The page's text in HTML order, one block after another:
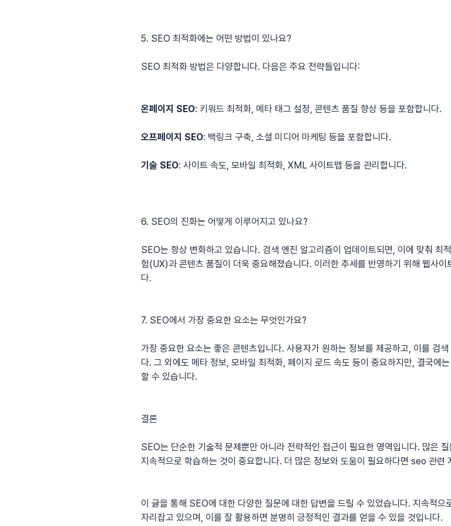
5. SEO 최적화에는 어떤 방법이 있나요?
SEO 최적화 방법은 다양합니다. 다음은 주요 전략들입니다:
온페이지 SEO: 키워드 최적화, 메타 태그 설정, 콘텐츠 품질 향상 등을 포함합니다.
오프페이지 SEO: 백링크 구축, 소셜 미디어 마케팅 등을 포함합니다.
기술 SEO: 사이트 속도, 모바일 최적화, XML 사이트맵 등을 관리합니다.
6. SEO의 진화는 어떻게 이루어지고 있나요?
SEO는 항상 변화하고 있습니다. 검색 엔진 알고리즘이 업데이트되면, 이에 맞춰 최
험(UX)과 콘텐츠 품질이 더욱 중요해졌습니다. 이러한 추세를 반영하기 위해 웹사
다.
7. SEO에서 가장 중요한 요소는 무엇인가요?
가장 중요한 요소는 좋은 콘텐츠입니다. 사용자가 원하는 정보를 제공하고, 이를 검
다. 그 외에도 메타 정보, 모바일 최적화, 페이지 로드 속도 등이 중요하지만, 결국에
할 수 있습니다.
결론
SEO는 단순한 기술적 문제뿐만 아니라 전략적인 접근이 필요한 영역입니다. 많은
지속적으로 학습하는 것이 중요합니다. 더 많은 정보와 도움이 필요하다면 seo 관련
이 글을 통해 SEO에 대한 다양한 질문에 대한 답변을 드릴 수 있었습니다. 지속적
자리잡고 있으며, 이를 잘 활용하면 분명히 긍정적인 결과를 얻을 수 있을 것입니다.